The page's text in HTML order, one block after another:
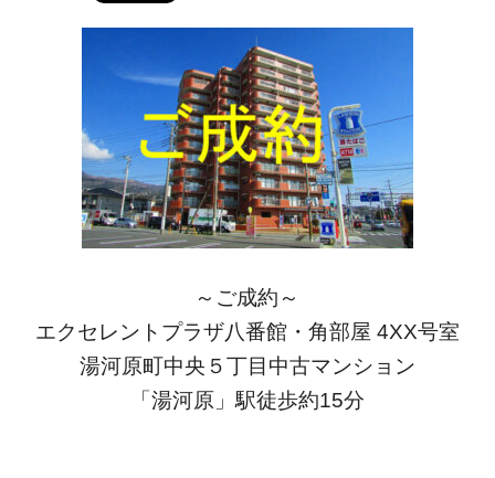
～ご成約～
エクセレントプラザ八番館・角部屋 4XX号室
湯河原町中央５丁目中古マンション
「湯河原」駅徒歩約15分